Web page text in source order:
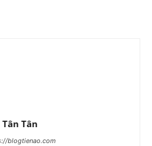
Tân Tân
blogtienao.com